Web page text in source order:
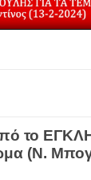
το
(Ν.